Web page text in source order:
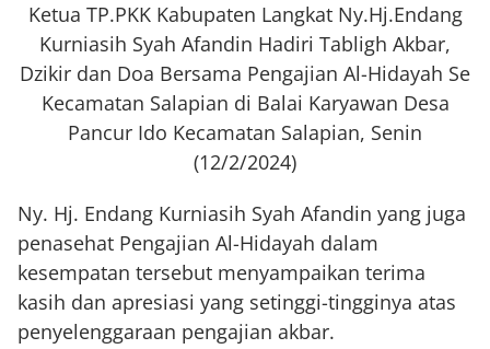
Ketua TP.PKK Kabupaten Langkat Ny.Hj.Endang
Kurniasih Syah Afandin Hadiri Tabligh Akbar,
Dzikir dan Doa Bersama Pengajian Al-Hidayah Se
Kecamatan Salapian di Balai Karyawan Desa
Pancur Ido Kecamatan Salapian, Senin
(12/2/2024)
Ny. Hj. Endang Kurniasih Syah Afandin yang juga
penasehat Pengajian Al-Hidayah dalam
kesempatan tersebut menyampaikan terima
kasih dan apresiasi yang setinggi-tingginya atas
penyelenggaraan pengajian akbar.